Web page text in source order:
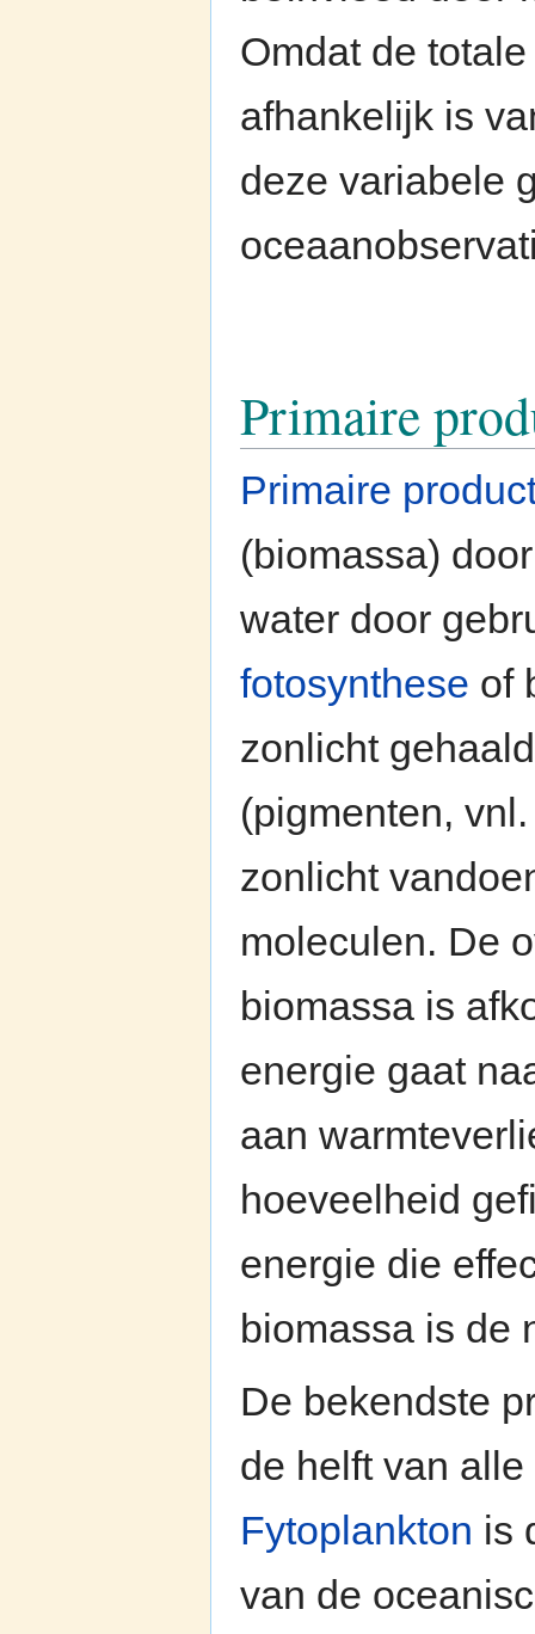
Omdat de
afhankelijk is
deze variabele
Primaire
Primaire
(biomassa)
water door
fotosynthese of
zonlicht
(pigmenten,
zonlicht
moleculen. De
biomassa is
energie gaat
aan
hoeveelheid
energie die
biomassa is de
De bekendste
de helft van
Fytoplankton is
van de